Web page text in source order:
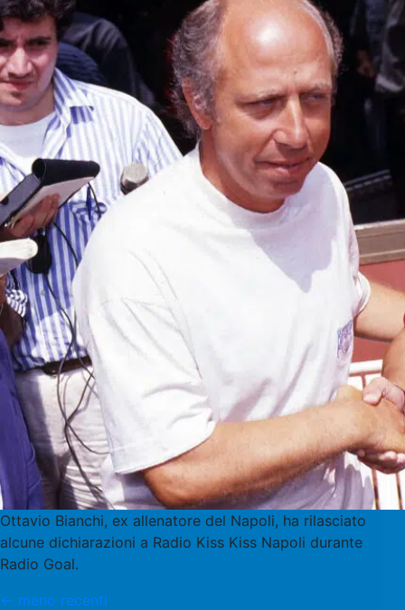
Ottavio Bianchi, ex allenatore del Napoli, ha rilasciato
alcune dichiarazioni a Radio Kiss Kiss Napoli durante
Radio Goal.
← meno recenti